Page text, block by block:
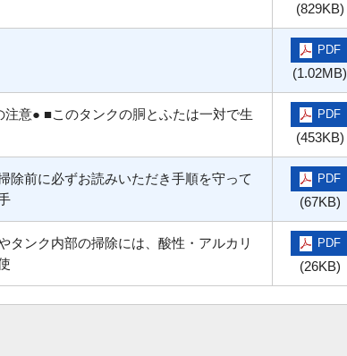
(829KB)
PDF
(1.02MB)
注意● ■このタンクの胴とふたは一対で生
PDF
(453KB)
除前に必ずお読みいただき手順を守って
PDF
(67KB)
タンク内部の掃除には、酸性・アルカリ
PDF
(26KB)